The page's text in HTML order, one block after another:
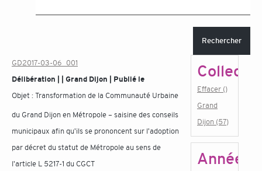
Rechercher
GD2017-03-06_001
Délibération | | Grand Dijon | Publié le
Objet :Transformation de la Communauté Urbaine
du Grand Dijon en Métropole – saisine des conseils
municipaux afin qu'ils se prononcent sur l'adoption
par décret du statut de Métropole au sens de
l'article L 5217-1 du CGCT
Effacer ()
Grand
Dijon (57)
Année